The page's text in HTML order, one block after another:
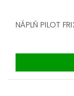
NÁPLŇ PILOT